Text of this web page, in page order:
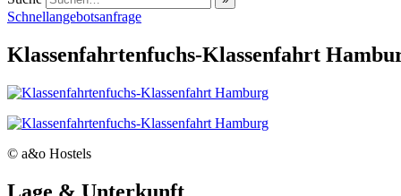
Schnellangebotsanfrage
Klassenfahrtenfuchs-Klassenfahrt
© a&o Hostels
Lage & Unterkunft